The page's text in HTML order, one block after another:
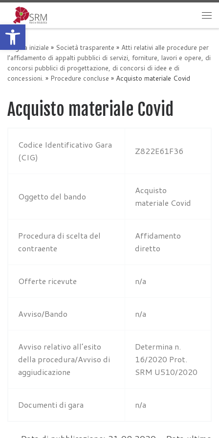
Apri la barra degli strumenti
Passa al contenuto
Pagina iniziale » Società trasparente » Atti relativi alle procedure per
l’affidamento di appalti pubblici di servizi, forniture, lavori e opere, di
concorsi pubblici di progettazione, di concorsi di idee e di
concessioni. » Procedure concluse » Acquisto materiale Covid
Acquisto materiale Covid
Codice Identificativo Gara
(CIG)
Z822E61F36
Oggetto del bando
Acquisto
materiale Covid
Procedura di scelta del
contraente
Affidamento
diretto
Offerte ricevute n/a
Avviso/Bando n/a
Avviso relativo all’esito
della procedura/Avviso di
aggiudicazione
Determina n.
16/2020 Prot.
SRM U510/2020
Documenti di gara n/a